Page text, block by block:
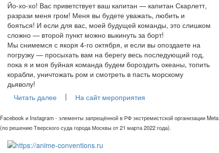
Йо-хо-хо! Вас приветствует ваш капитан — капитан Скарлетт,
разрази меня гром! Меня вы будете уважать, любить и
бояться! И если для вас, моей будущей команды, это слишком
сложно — второй пункт можно выкинуть за борт!
Мы снимемся с якоря 4-го октября, и если вы опоздаете на
погрузку — просыхать вам на берегу весь последующий год,
пока я и моя буйная команда будем бороздить океаны, топить
корабли, уничтожать ром и смотреть в пасть морскому
дьяволу!
Читать далее
| На сайт мероприятия
Facebook и Instagram - элементы запрещённой в РФ экстремистской организации Meta
(по решению Тверского суда города Москвы от 21 марта 2022 года).